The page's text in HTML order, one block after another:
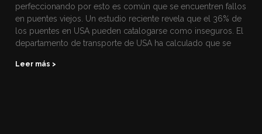
perfeccionando por esto es común que se encuentren fallos
en puentes viejos. Un estudio reciente revela que el 36% de
los puentes en USA pueden catalogarse como inseguros. El
departamento de transporte de USA ha calculado que se
Leer más >